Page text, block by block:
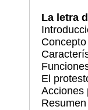
La letra
El
Acciones
Resumen